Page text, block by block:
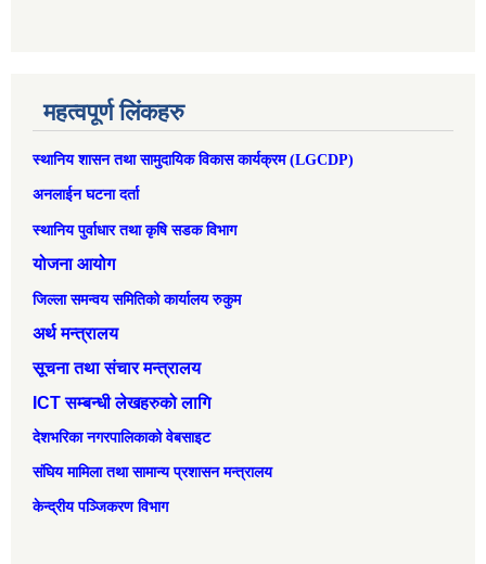
महत्वपूर्ण लिंकहरु
स्थानिय शासन तथा सामुदायिक विकास कार्यक्रम (LGCDP)
अनलाईन घटना दर्ता
स्थानिय पुर्वाधार तथा कृषि सडक विभाग
योजना आयोग
जिल्ला समन्वय समितिको कार्यालय रुकुम
अर्थ मन्त्रालय
सूचना तथा संचार मन्त्रालय
ICT सम्बन्धी लेखहरुको लागि
देशभरिका नगरपालिकाको वेबसाइट
संघिय मामिला तथा सामान्‍य प्रशासन मन्त्रालय
केन्द्रीय पञ्जिकरण विभाग